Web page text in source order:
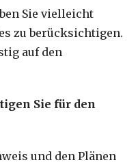
Sie vielleicht
zu berücksichtigen.
auf den
Sie für den
und den Plänen